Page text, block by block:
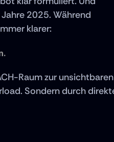
2025. Während
klarer:
Raum zur unsichtbaren
Sondern durch